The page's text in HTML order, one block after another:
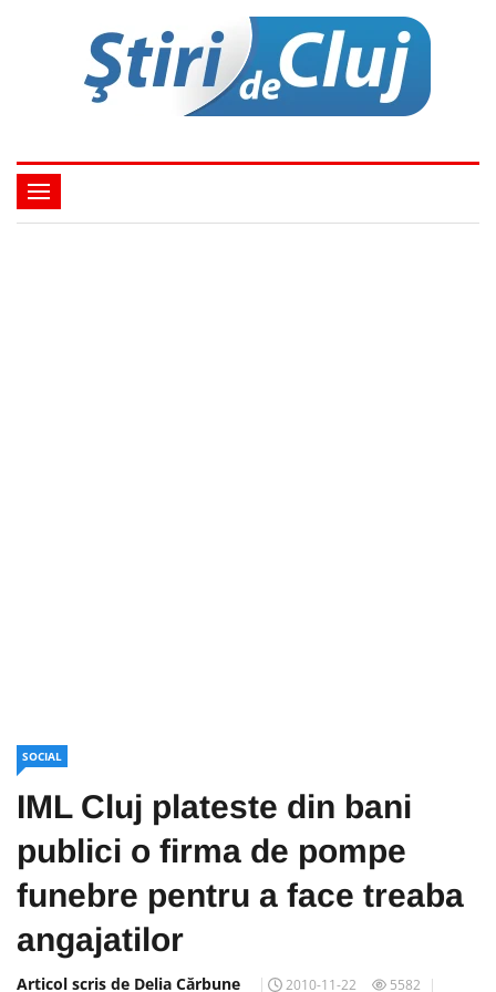
SOCIAL
IML Cluj plateste din bani
publici o firma de pompe
funebre pentru a face treaba
angajatilor
Articol scris de Delia Cărbune 2010-11-22 5582